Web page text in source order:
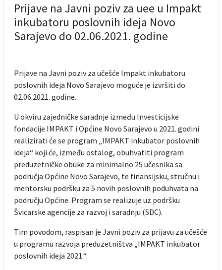
Prijave na Javni poziv za uee u Impakt
inkubatoru poslovnih ideja Novo
Sarajevo do 02.06.2021. godine
Prijave na Javni poziv za učešće Impakt inkubatoru
poslovnih ideja Novo Sarajevo moguće je izvršiti do
02.06.2021. godine.
U okviru zajedničke saradnje između Investicijske
fondacije IMPAKT i Općine Novo Sarajevo u 2021. godini
realizirati će se program „IMPAKT inkubator poslovnih
ideja“ koji će, između ostalog, obuhvatiti program
preduzetničke obuke za minimalno 25 učesnika sa
područja Općine Novo Sarajevo, te finansijsku, stručnu i
mentorsku podršku za 5 novih poslovnih poduhvata na
području Općine. Program se realizuje uz podršku
Švicarske agencije za razvoj i saradnju (SDC).
Tim povodom, raspisan je Javni poziv za prijavu za učešće
u programu razvoja preduzetništva „IMPAKT inkubator
poslovnih ideja 2021.“.